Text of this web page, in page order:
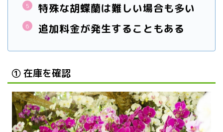
特殊な胡蝶蘭は難しい場合も多い
追加料金が発生することもある
① 在庫を確認